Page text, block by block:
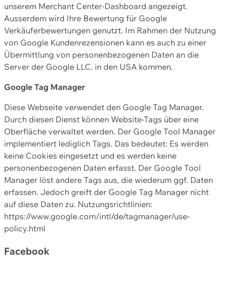
unserem Merchant Center-Dashboard angezeigt.
Ausserdem wird Ihre Bewertung für Google
Verkäuferbewertungen genutzt. Im Rahmen der Nutzung
von Google Kundenrezensionen kann es auch zu einer
Übermittlung von personenbezogenen Daten an die
Server der Google LLC. in den USA kommen.
Google Tag Manager
Diese Webseite verwendet den Google Tag Manager.
Durch diesen Dienst können Website-Tags über eine
Oberfläche verwaltet werden. Der Google Tool Manager
implementiert lediglich Tags. Das bedeutet: Es werden
keine Cookies eingesetzt und es werden keine
personenbezogenen Daten erfasst. Der Google Tool
Manager löst andere Tags aus, die wiederum ggf. Daten
erfassen. Jedoch greift der Google Tag Manager nicht
auf diese Daten zu. Nutzungsrichtlinien:
https://www.google.com/intl/de/tagmanager/use-
policy.html
Facebook